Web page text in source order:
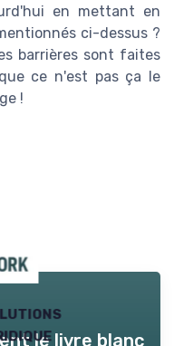
en mettant en
ci-dessus ?
barrières sont faites
ce n'est pas ça le
!
le livre blanc